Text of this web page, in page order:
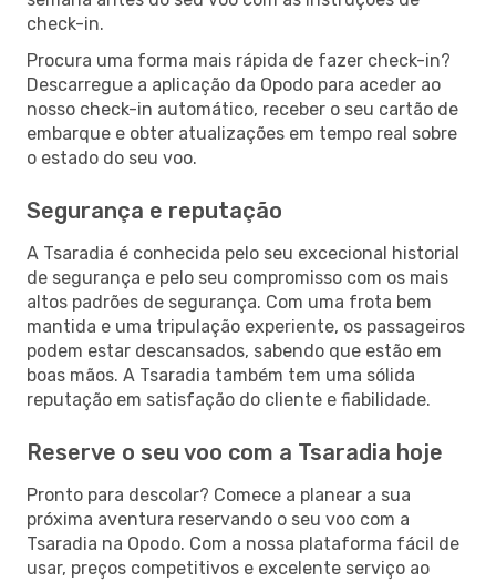
check-in.
Procura uma forma mais rápida de fazer check-in?
Descarregue a aplicação da Opodo para aceder ao
nosso check-in automático, receber o seu cartão de
embarque e obter atualizações em tempo real sobre
o estado do seu voo.
Segurança e reputação
A Tsaradia é conhecida pelo seu excecional historial
de segurança e pelo seu compromisso com os mais
altos padrões de segurança. Com uma frota bem
mantida e uma tripulação experiente, os passageiros
podem estar descansados, sabendo que estão em
boas mãos. A Tsaradia também tem uma sólida
reputação em satisfação do cliente e fiabilidade.
Reserve o seu voo com a Tsaradia hoje
Pronto para descolar? Comece a planear a sua
próxima aventura reservando o seu voo com a
Tsaradia na Opodo. Com a nossa plataforma fácil de
usar, preços competitivos e excelente serviço ao